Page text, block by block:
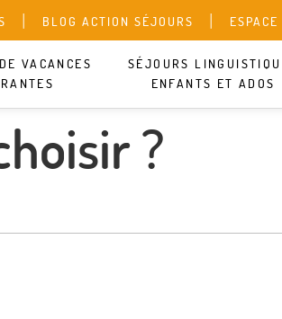
BLOG ACTION SÉJOURS
VACANCES
SÉJOURS
ENFANTS ET ADOS
?